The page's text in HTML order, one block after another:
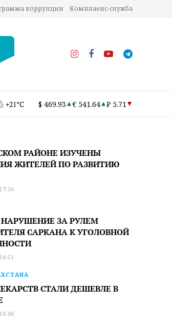
коррупции Комплаенс-служба
+21°C $ 469.93 € 541.64 ₽ 5.71
РАЙОНЕ ИЗУЧЕНЫ
ЖИТЕЛЕЙ ПО РАЗВИТИЮ
ЗА РУЛЕМ
САРКАНА К УГОЛОВНОЙ
СТАЛИ ДЕШЕВЛЕ В